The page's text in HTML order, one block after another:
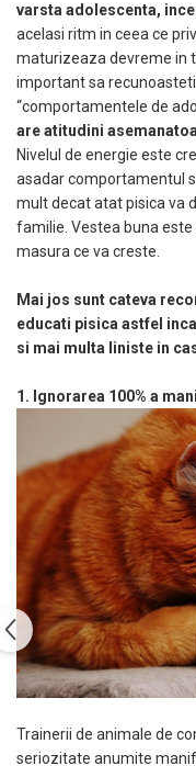
varsta adolescenta,
acelasi ritm in ceea ce
maturizeaza devreme in
important sa
“comportamentele de
are atitudini
Nivelul de energie este
asadar comportamentul
mult decat atat pisica va
familie. Vestea buna
masura ce va creste.
Mai jos sunt cateva
educati pisica astfel
si mai multa liniste in
1. Ignorarea 100% a
Trainerii de animale de
seriozitate anumite